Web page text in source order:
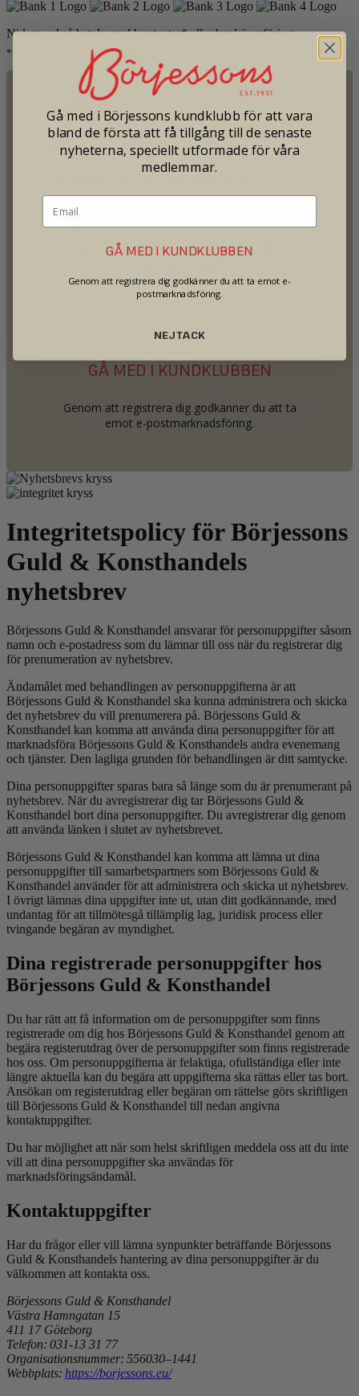
Ni kan också betala med kontanter* eller banköverföring
* över 10.000 kr fyller kunden in en kundkännedom-blankett
Gå med i Börjessons kundklubb för
att vara bland de första att få
tillgång till de senaste nyheterna,
speciellt utformade för våra
GÅ MED I KUNDKLUBBEN
Genom att registrera dig godkänner du att ta
emot e-postmarknadsföring.
Integritetspolicy för Börjessons
Guld & Konsthandels
nyhetsbrev
Börjessons Guld & Konsthandel ansvarar för personuppgifter såsom
namn och e-postadress som du lämnar till oss när du registrerar dig
för prenumeration av nyhetsbrev.
Ändamålet med behandlingen av personuppgifterna är att
Börjessons Guld & Konsthandel ska kunna administrera och skicka
det nyhetsbrev du vill prenumerera på. Börjessons Guld &
Konsthandel kan komma att använda dina personuppgifter för att
marknadsföra Börjessons Guld & Konsthandels andra evenemang
och tjänster. Den lagliga grunden för behandlingen är ditt samtycke.
Dina personuppgifter sparas bara så länge som du är prenumerant på
nyhetsbrev. När du avregistrerar dig tar Börjessons Guld &
Konsthandel bort dina personuppgifter. Du avregistrerar dig genom
att använda länken i slutet av nyhetsbrevet.
Börjessons Guld & Konsthandel kan komma att lämna ut dina
personuppgifter till samarbetspartners som Börjessons Guld &
Konsthandel använder för att administrera och skicka ut nyhetsbrev.
I övrigt lämnas dina uppgifter inte ut, utan ditt godkännande, med
undantag för att tillmötesgå tillämplig lag, juridisk process eller
tvingande begäran av myndighet.
Dina registrerade personuppgifter hos
Börjessons Guld & Konsthandel
Du har rätt att få information om de personuppgifter som finns
registrerade om dig hos Börjessons Guld & Konsthandel genom att
begära registerutdrag över de personuppgifter som finns registrerade
hos oss. Om personuppgifterna är felaktiga, ofullständiga eller inte
längre aktuella kan du begära att uppgifterna ska rättas eller tas bort.
Ansökan om registerutdrag eller begäran om rättelse görs skriftligen
till Börjessons Guld & Konsthandel till nedan angivna
kontaktuppgifter.
Du har möjlighet att när som helst skriftligen meddela oss att du inte
vill att dina personuppgifter ska användas för
marknadsföringsändamål.
Kontaktuppgifter
Har du frågor eller vill lämna synpunkter beträffande Börjessons
Guld & Konsthandels hantering av dina personuppgifter är du
välkommen att kontakta oss.
Börjessons Guld & Konsthandel
Västra Hamngatan 15
411 17 Göteborg
Telefon: 031-13 31 77
Organisationsnummer: 556030–1441
Webbplats: https://borjessons.eu/
Gå med i Börjessons kundklubb för att vara
bland de första att få tillgång till de senaste
nyheterna, speciellt utformade för våra
medlemmar.
GÅ MED I KUNDKLUBBEN
Genom att registrera dig godkänner du att ta emot e-
postmarknadsföring.
NEJ TACK